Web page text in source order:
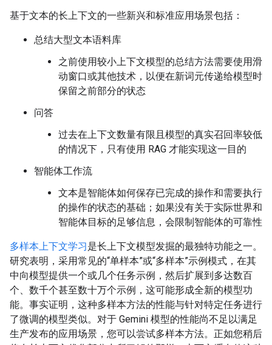
基于文本的长上下文的一些新兴和标准应用场景包括：
总结大型文本语料库
之前使用较小上下文模型的总结方法需要使用滑
动窗口或其他技术，以便在新词元传递给模型时
保留之前部分的状态
问答
过去在上下文数量有限且模型的真实召回率较低
的情况下，只有使用 RAG 才能实现这一目的
智能体工作流
文本是智能体如何保存已完成的操作和需要执行
的操作的状态的基础；如果没有关于实际世界和
智能体目标的足够信息，会限制智能体的可靠性
多样本上下文学习是长上下文模型发掘的最独特功能之一。
研究表明，采用常见的“单样本”或“多样本”示例模式，在其
中向模型提供一个或几个任务示例，然后扩展到多达数百
个、数千个甚至数十万个示例，这可能形成全新的模型功
能。事实证明，这种多样本方法的性能与针对特定任务进行
了微调的模型类似。对于 Gemini 模型的性能尚不足以满足
生产发布的应用场景，您可以尝试多样本方法。正如您稍后